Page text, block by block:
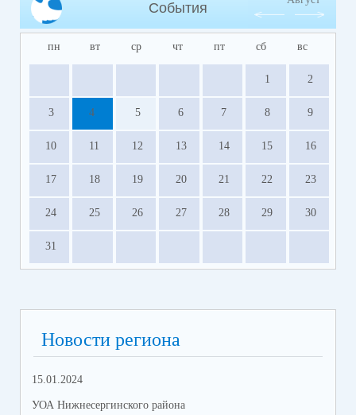
События
пн вт ср чт пт сб вс
1 2
3 4 5 6 7 8 9
10 11 12 13 14 15 16
17 18 19 20 21 22 23
24 25 26 27 28 29 30
31
Новости региона
15.01.2024
УОА Нижнесергинского района